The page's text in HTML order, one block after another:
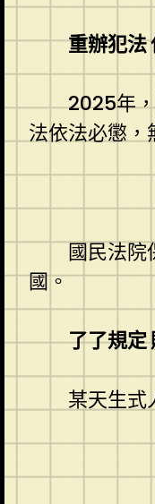
重辦犯法
2025年
法依法必懲，
國民法院
國。
了了規定
某天生式